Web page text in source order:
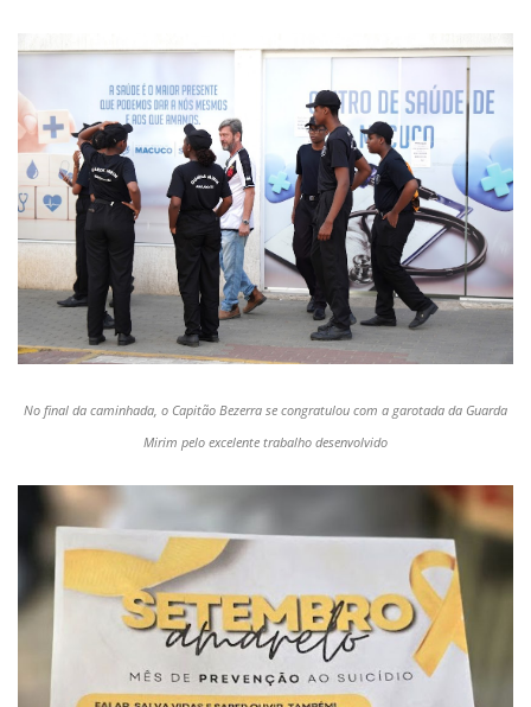
No final da caminhada, o Capitão Bezerra se congratulou com a garotada da Guarda
Mirim pelo excelente trabalho desenvolvido